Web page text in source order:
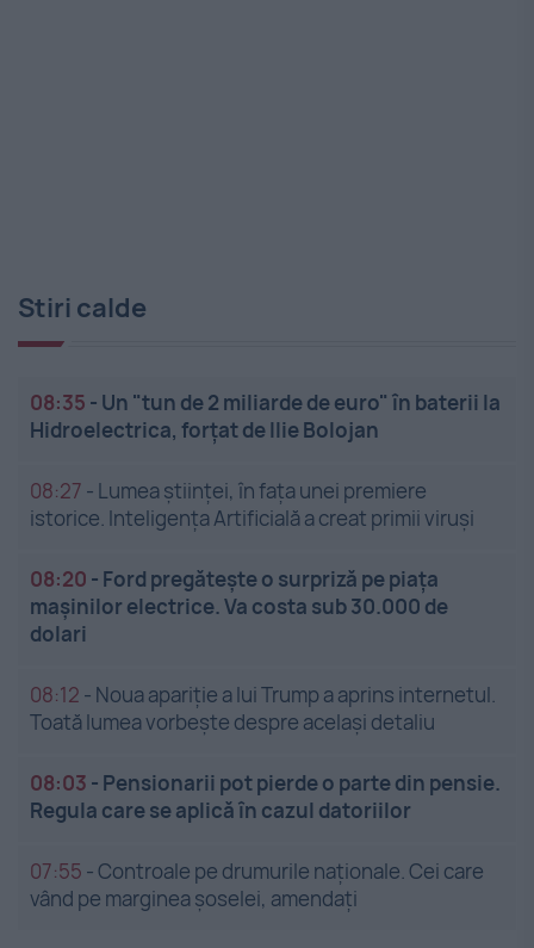
Stiri calde
08:35 - Un "tun de 2 miliarde de euro" în baterii la
Hidroelectrica, forțat de Ilie Bolojan
08:27 - Lumea științei, în fața unei premiere
istorice. Inteligența Artificială a creat primii viruși
08:20 - Ford pregătește o surpriză pe piața
mașinilor electrice. Va costa sub 30.000 de
dolari
08:12 - Noua apariție a lui Trump a aprins internetul.
Toată lumea vorbește despre același detaliu
08:03 - Pensionarii pot pierde o parte din pensie.
Regula care se aplică în cazul datoriilor
07:55 -Controale pe drumurile naționale. Cei care
vând pe marginea șoselei, amendați